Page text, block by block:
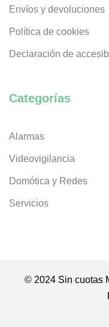
Envíos y devoluciones
Política de cookies
Declaración de
Categorías
Alarmas
Videovigilancia
Domótica y Redes
Servicios
© 2024 Sin cuotas